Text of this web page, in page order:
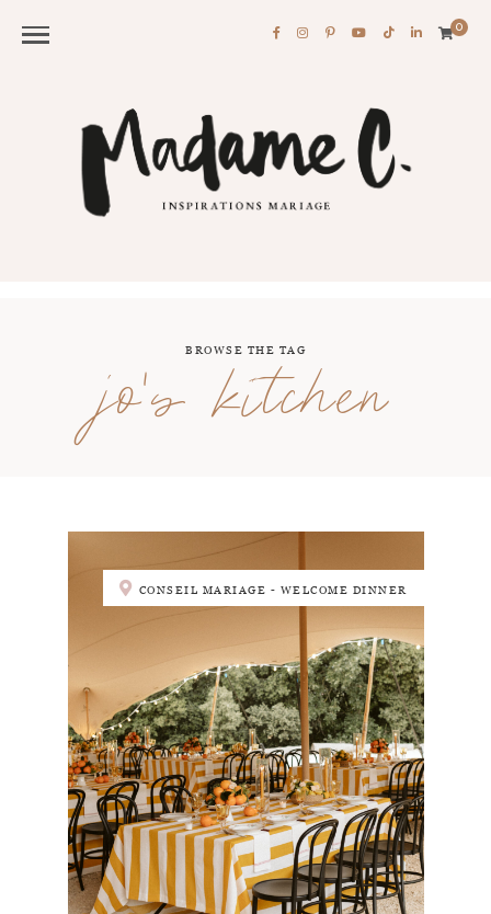
0
BROWSE THE TAG
jo’s kitchen
CONSEIL MARIAGE - WELCOME DINNER